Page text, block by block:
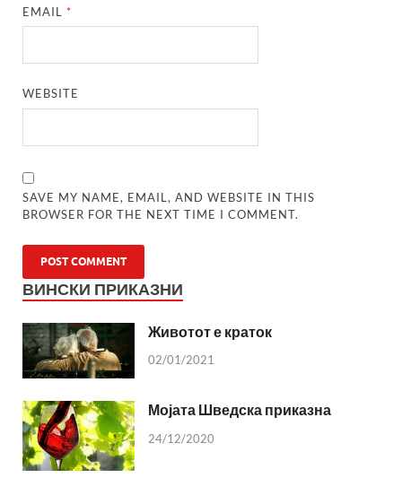
EMAIL*
WEBSITE
SAVE MY NAME, EMAIL, AND WEBSITE IN THIS
BROWSER FOR THE NEXT TIME I COMMENT.
ВИНСКИ ПРИКАЗНИ
Животот е краток
02/01/2021
Мојата Шведска приказна
24/12/2020